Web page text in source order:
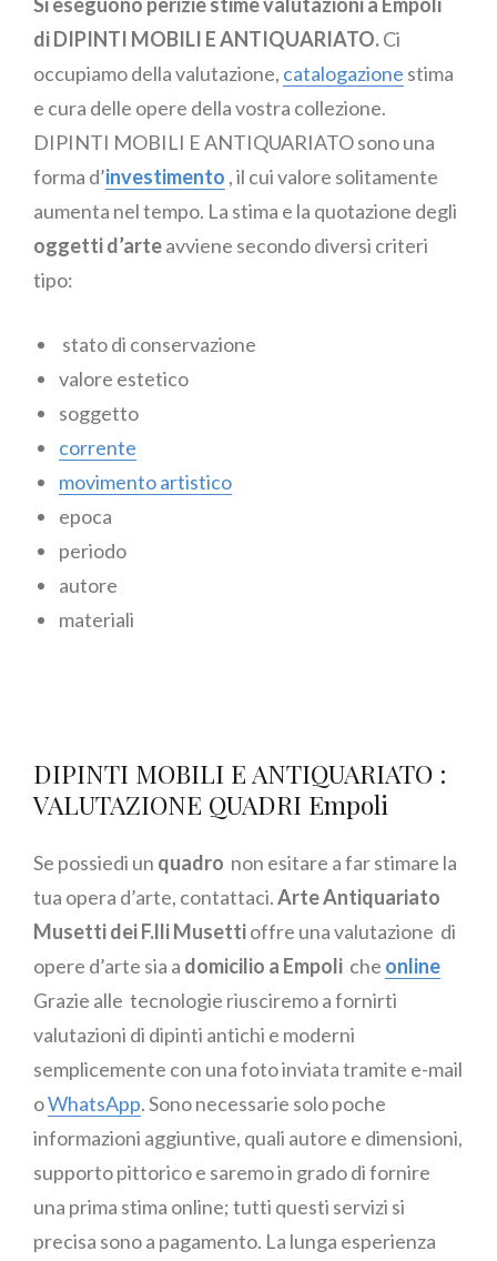
Si eseguono perizie stime valutazioni a Empoli
di DIPINTI MOBILI E ANTIQUARIATO.Ci
occupiamo della valutazione, catalogazione stima
e cura delle opere della vostra collezione.
DIPINTI MOBILI E ANTIQUARIATO sono una
forma d’investimento , il cui valore solitamente
aumenta nel tempo. La stima e la quotazione degli
oggetti d’arteavviene secondo diversi criteri
tipo:
stato di conservazione
valore estetico
soggetto
corrente
movimento artistico
epoca
periodo
autore
materiali
DIPINTI MOBILI E ANTIQUARIATO :
VALUTAZIONE QUADRI Empoli
Se possiedi un quadro non esitare a far stimare la
tua opera d’arte, contattaci.Arte Antiquariato
Musetti dei F.lli Musettioffre una valutazione di
opere d’arte sia a domicilio a Empoli che online
Grazie alle tecnologie riusciremo a fornirti
valutazioni di dipinti antichi e moderni
semplicemente con una foto inviata tramite e-mail
oWhatsApp. Sono necessarie solo poche
informazioni aggiuntive, quali autore e dimensioni,
supporto pittorico e saremo in grado di fornire
una prima stima online; tutti questi servizi si
precisa sono a pagamento. La lunga esperienza